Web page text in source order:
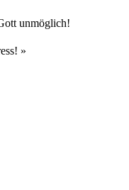
unmöglich!
»